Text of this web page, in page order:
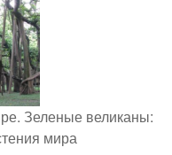
Зеленые великаны:
мира